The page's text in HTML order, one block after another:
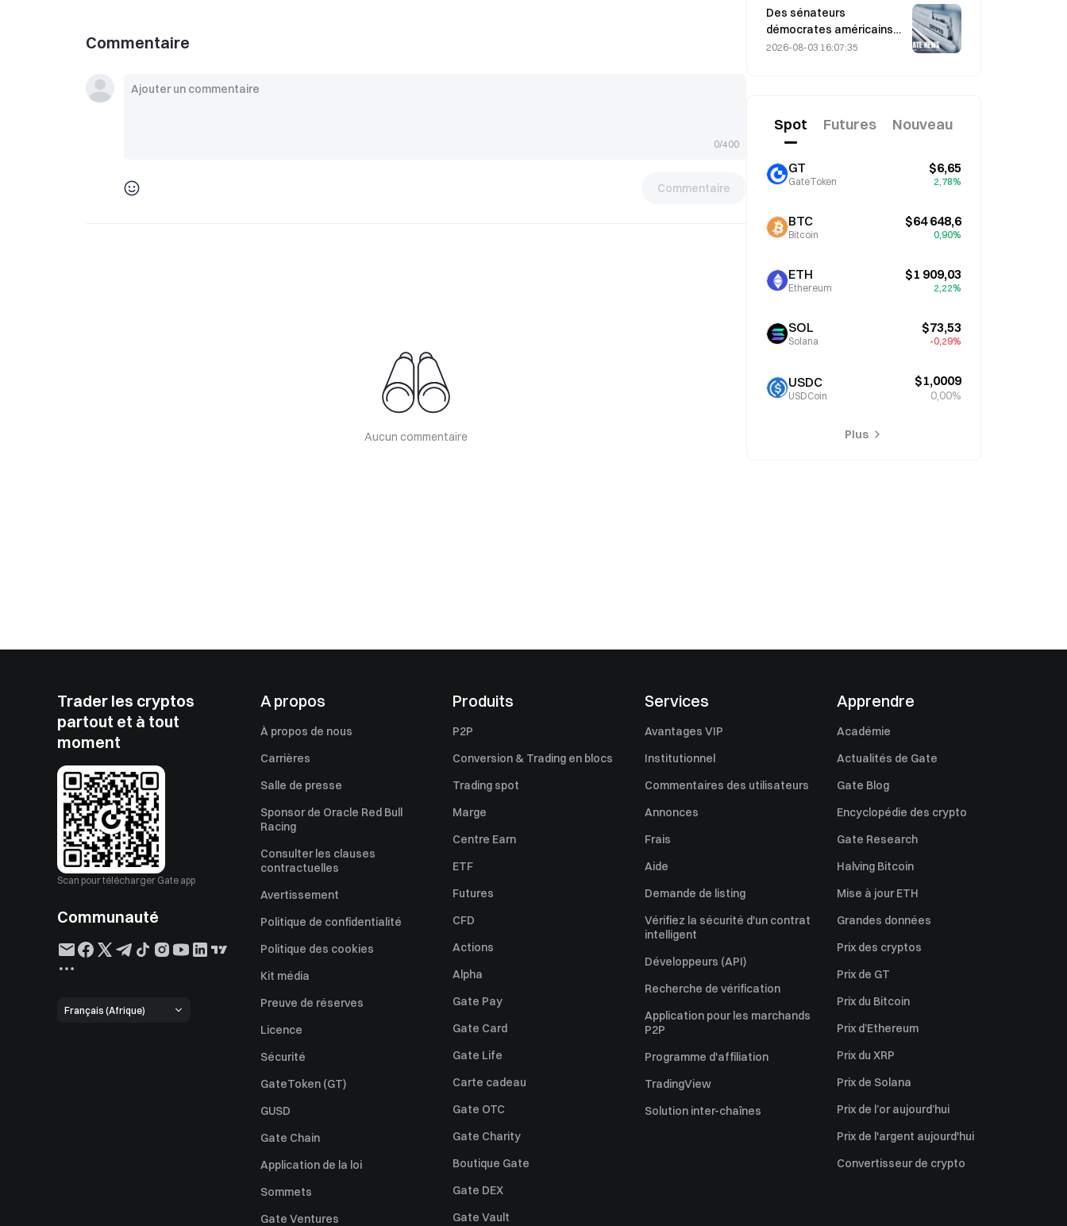
Commentaire
0/400
Commentaire
Aucun commentaire
Des sénateurs
démocrates américains
exhortent la CFTC à
battre des records
2026-08-03 16:07:35
Spot Futures Nouveau
GT
GateToken
$6,65
2,78%
BTC
Bitcoin
$64 648,6
0,90%
ETH
Ethereum
$1 909,03
2,22%
SOL
Solana
$73,53
-0,29%
USDC
USDCoin
$1,0009
0,00%
Plus
Trader les cryptos
partout et à tout
moment
Scan pour télécharger Gate app
Communauté
Français (Afrique)
A propos
À propos de nous
Carrières
Salle de presse
Sponsor de Oracle Red Bull
Racing
Consulter les clauses
contractuelles
Avertissement
Politique de confidentialité
Politique des cookies
Kit média
Preuve de réserves
Licence
Sécurité
GateToken (GT)
GUSD
Gate Chain
Application de la loi
Sommets
Gate Ventures
Produits
P2P
Conversion & Trading en blocs
Trading spot
Marge
Centre Earn
ETF
Futures
CFD
Actions
Alpha
Gate Pay
Gate Card
Gate Life
Carte cadeau
Gate OTC
Gate Charity
Boutique Gate
Gate DEX
Gate Vault
Services
Avantages VIP
Institutionnel
Commentaires des utilisateurs
Annonces
Frais
Aide
Demande de listing
Vérifiez la sécurité d'un contrat
intelligent
Développeurs (API)
Recherche de vérification
Application pour les marchands
P2P
Programme d'affiliation
TradingView
Solution inter-chaînes
Apprendre
Académie
Actualités de Gate
Gate Blog
Encyclopédie des crypto
Gate Research
Halving Bitcoin
Mise à jour ETH
Grandes données
Prix des cryptos
Prix de GT
Prix du Bitcoin
Prix d’Ethereum
Prix du XRP
Prix de Solana
Prix de l’or aujourd’hui
Prix de l'argent aujourd'hui
Convertisseur de crypto